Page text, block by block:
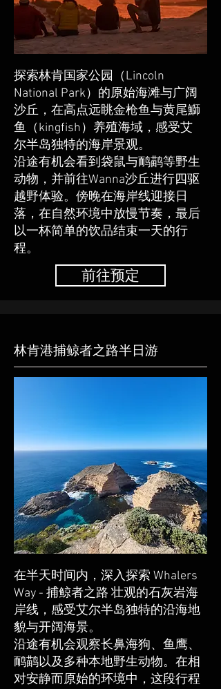
探索林肯国家公园（Lincoln
National Park）的原始海滩与广阔
沙丘，在高点远眺金枪鱼与黄尾鰤
鱼（kingfish）养殖海域，感受艾
尔半岛独特的海岸景观。
沿途有机会看到袋鼠与鸸鹋等野生
动物，并前往Wanna沙丘进行四驱
越野体验。傍晚在海岸线迎接日
落，在自然环境中放慢节奏，最后
以一杯简单的饮品结束一天的行
程。
前往预定
林肯港捕鲸者之路半日游
在半天时间内，深入探索 Whalers
Way - 捕鲸者之路 壮观的石灰岩海
岸线，感受艾尔半岛独特的沿海地
貌与开阔海景。
沿途有机会观察长鼻海狗、鱼鹰、
鸸鹋以及多种本地野生动物。在相
对安静而原始的环境中，这段行程